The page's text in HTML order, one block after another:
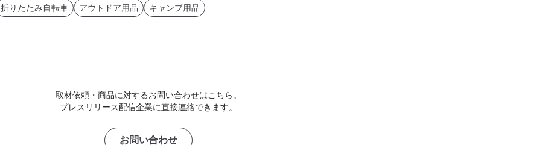
折りたたみ自転車 アウトドア用品 キャンプ用品
取材依頼・商品に対するお問い合わせはこちら。
プレスリリース配信企業に直接連絡できます。
お問い合わせ